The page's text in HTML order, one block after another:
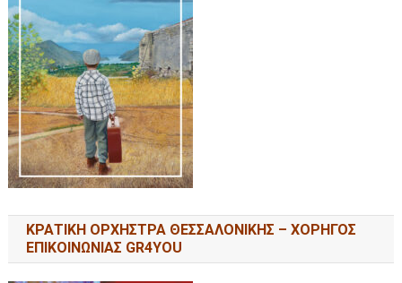
ΚΡΑΤΙΚΗ ΟΡΧΗΣΤΡΑ ΘΕΣΣΑΛΟΝΙΚΗΣ – ΧΟΡΗΓΟΣ
ΕΠΙΚΟΙΝΩΝΙΑΣ GR4YOU